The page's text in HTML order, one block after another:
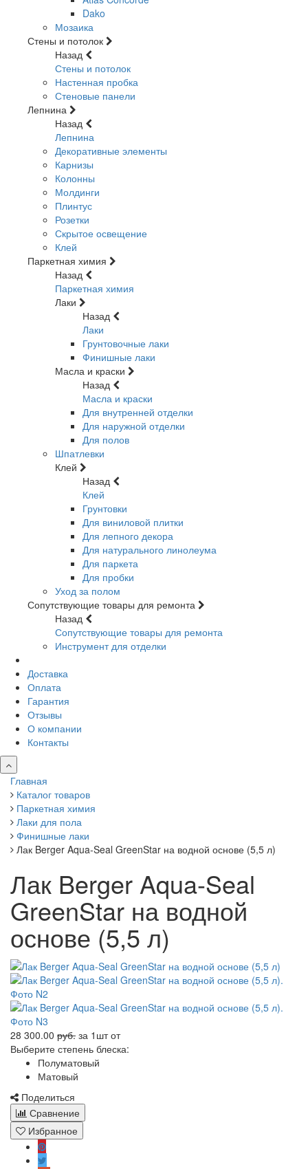
Dako
Мозаика
Стены и потолок
Назад
Стены и потолок
Настенная пробка
Стеновые панели
Лепнина
Назад
Лепнина
Декоративные элементы
Карнизы
Колонны
Молдинги
Плинтус
Розетки
Скрытое освещение
Клей
Паркетная химия
Назад
Паркетная химия
Лаки
Назад
Лаки
Грунтовочные лаки
Финишные лаки
Масла и краски
Назад
Масла и краски
Для внутренней отделки
Для наружной отделки
Для полов
Шпатлевки
Клей
Назад
Клей
Грунтовки
Для виниловой плитки
Для лепного декора
Для натурального линолеума
Для паркета
Для пробки
Уход за полом
Сопутствующие товары для ремонта
Назад
Сопутствующие товары для ремонта
Инструмент для отделки
Доставка
Оплата
Гарантия
Отзывы
О компании
Контакты
Главная
Каталог товаров
Паркетная химия
Лаки для пола
Финишные лаки
Лак Berger Aqua-Seal GreenStar на водной основе (5,5 л)
Лак Berger Aqua-Seal
GreenStar на водной
основе (5,5 л)
28 300.00 руб. за 1шт от
Выберите степень блеска:
Полуматовый
Матовый
Поделиться
Сравнение
Избранное